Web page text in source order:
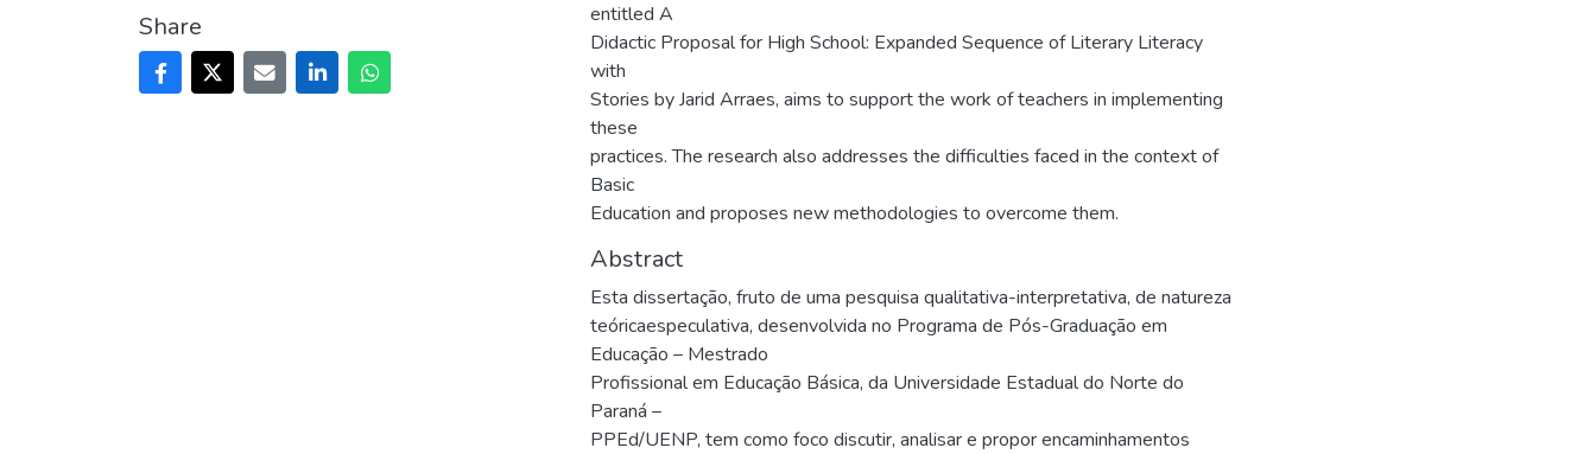
Share
entitled A
Didactic Proposal for High School: Expanded Sequence of Literary Literacy
with
Stories by Jarid Arraes, aims to support the work of teachers in implementing
these
practices. The research also addresses the difficulties faced in the context of
Basic
Education and proposes new methodologies to overcome them.
Abstract
Esta dissertação, fruto de uma pesquisa qualitativa-interpretativa, de natureza
teóricaespeculativa, desenvolvida no Programa de Pós-Graduação em
Educação – Mestrado
Profissional em Educação Básica, da Universidade Estadual do Norte do
Paraná –
PPEd/UENP, tem como foco discutir, analisar e propor encaminhamentos